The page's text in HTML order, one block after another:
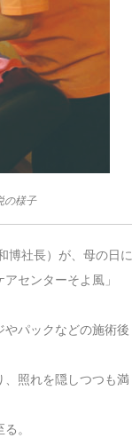
の様子
博社長）が、母の日に
センターそよ風」
パックなどの施術後
照れを隠しつつも満
。